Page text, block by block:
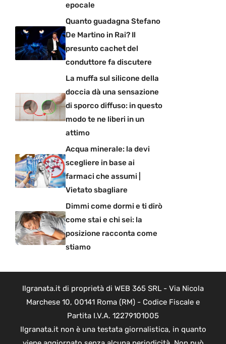
epocale
Quanto guadagna Stefano
De Martino in Rai? Il
presunto cachet del
conduttore fa discutere
La muffa sul silicone della
doccia dà una sensazione
di sporco diffuso: in questo
modo te ne liberi in un
attimo
Acqua minerale: la devi
scegliere in base ai
farmaci che assumi |
Vietato sbagliare
Dimmi come dormi e ti dirò
come stai e chi sei: la
posizione racconta come
stiamo
Ilgranata.it di proprietà di WEB 365 SRL - Via Nicola
Marchese 10, 00141 Roma (RM) - Codice Fiscale e
Partita I.V.A. 12279101005
Ilgranata.it non è una testata giornalistica, in quanto